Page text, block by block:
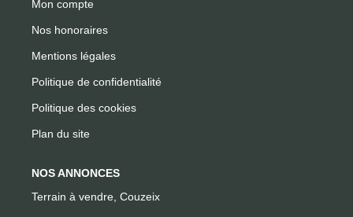
Mon compte
Nos honoraires
Mentions légales
Politique de confidentialité
Politique des cookies
Plan du site
NOS ANNONCES
Terrain à vendre, Couzeix